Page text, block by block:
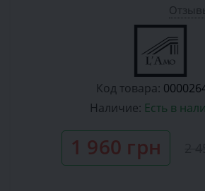
Код товара:
Наличие: Есть в
1 960 грн